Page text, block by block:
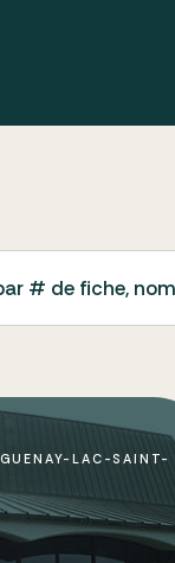
# de fiche,
LAC-SAINT-